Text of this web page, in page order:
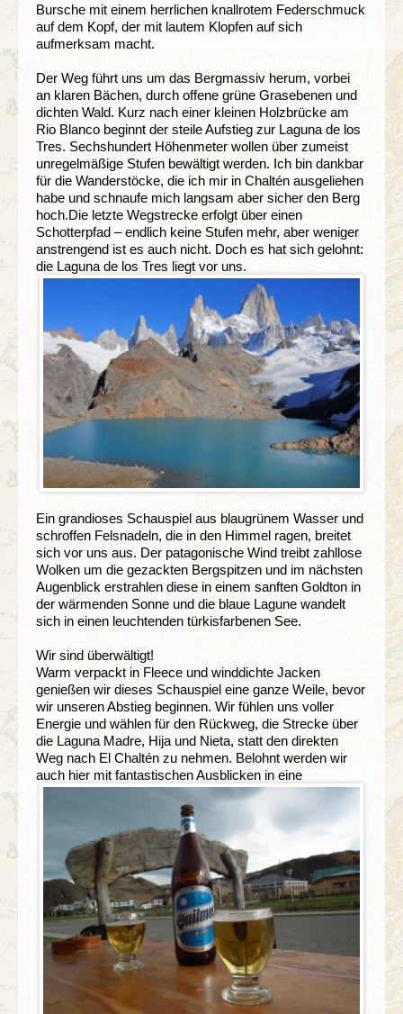
Bursche mit einem herrlichen knallrotem Federschmuck
auf dem Kopf, der mit lautem Klopfen auf sich
aufmerksam macht.
Der Weg führt uns um das Bergmassiv herum, vorbei
an klaren Bächen, durch offene grüne Grasebenen und
dichten Wald. Kurz nach einer kleinen Holzbrücke am
Rio Blanco beginnt der steile Aufstieg zur Laguna de los
Tres. Sechshundert Höhenmeter wollen über zumeist
unregelmäßige Stufen bewältigt werden. Ich bin dankbar
für die Wanderstöcke, die ich mir in Chaltén ausgeliehen
habe und schnaufe mich langsam aber sicher den Berg
hoch.Die letzte Wegstrecke erfolgt über einen
Schotterpfad – endlich keine Stufen mehr, aber weniger
anstrengend ist es auch nicht. Doch es hat sich gelohnt:
die Laguna de los Tres liegt vor uns.
Ein grandioses Schauspiel aus blaugrünem Wasser und
schroffen Felsnadeln, die in den Himmel ragen, breitet
sich vor uns aus. Der patagonische Wind treibt zahllose
Wolken um die gezackten Bergspitzen und im nächsten
Augenblick erstrahlen diese in einem sanften Goldton in
der wärmenden Sonne und die blaue Lagune wandelt
sich in einen leuchtenden türkisfarbenen See.
Wir sind überwältigt!
Warm verpackt in Fleece und winddichte Jacken
genießen wir dieses Schauspiel eine ganze Weile, bevor
wir unseren Abstieg beginnen. Wir fühlen uns voller
Energie und wählen für den Rückweg, die Strecke über
die Laguna Madre, Hija und Nieta, statt den direkten
Weg nach El Chaltén zu nehmen. Belohnt werden wir
auch hier mit fantastischen Ausblicken in eine